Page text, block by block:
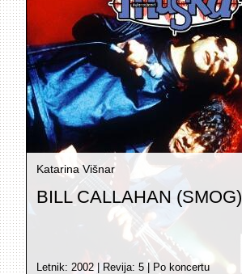
Katarina Višnar
BILL CALLAHAN (SMOG)
Letnik: 2002 | Revija: 5 | Po koncertu